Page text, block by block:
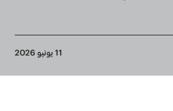
11 يونيو 2026